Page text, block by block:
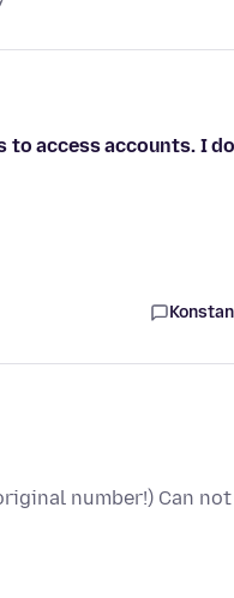
access accounts. I
number!) Can